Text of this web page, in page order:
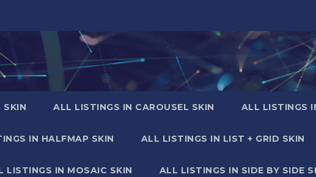
SKIN ALL LISTINGS IN CAROUSEL SKIN ALL LISTINGS
IN HALFMAP SKIN ALL LISTINGS IN LIST + GRID SKIN
LISTINGS IN MOSAIC SKIN ALL LISTINGS IN SIDE BY SIDE